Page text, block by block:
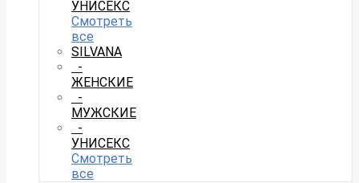
УНИСЕКС
Смотреть
все
SILVANA
-
ЖЕНСКИЕ
-
МУЖСКИЕ
-
УНИСЕКС
Смотреть
все